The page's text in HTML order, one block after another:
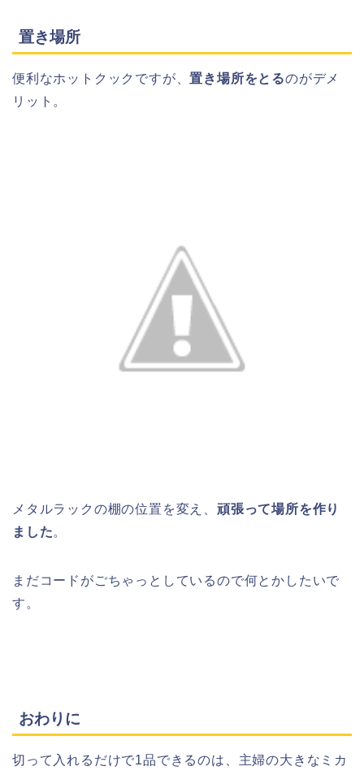
置き場所
便利なホットクックですが、置き場所をとるのがデメ
リット。
メタルラックの棚の位置を変え、 頑張って場所を作り
ました。
まだコードがごちゃっとしているので何とかしたいで
す。
おわりに
切って入れるだけで1品できるのは、主婦の大きなミカ